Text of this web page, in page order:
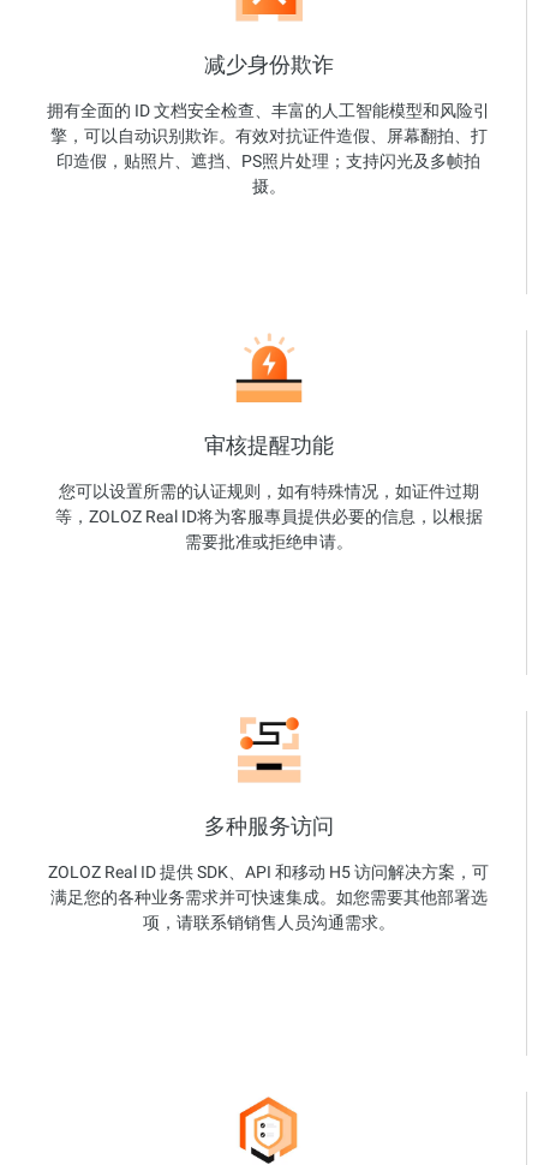
减少身份欺诈
拥有全面的 ID 文档安全检查、丰富的人工智能模型和风险引
擎，可以自动识别欺诈。有效对抗证件造假、屏幕翻拍、打
印造假，贴照片、遮挡、PS照片处理；支持闪光及多帧拍
摄。
审核提醒功能
您可以设置所需的认证规则，如有特殊情况，如证件过期
等，ZOLOZ Real ID将为客服專員提供必要的信息，以根据
需要批准或拒绝申请。
多种服务访问
ZOLOZ Real ID 提供 SDK、API 和移动 H5 访问解决方案，可
满足您的各种业务需求并可快速集成。如您需要其他部署选
项，请联系销销售人员沟通需求。